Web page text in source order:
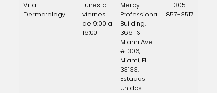
Villa
Dermatology
Lunes a
viernes
de 9:00 a
16:00
Mercy
Professional
Building,
3661 S
Miami Ave
# 306,
Miami, FL
33133,
Estados
Unidos
+1 305-
857-3517